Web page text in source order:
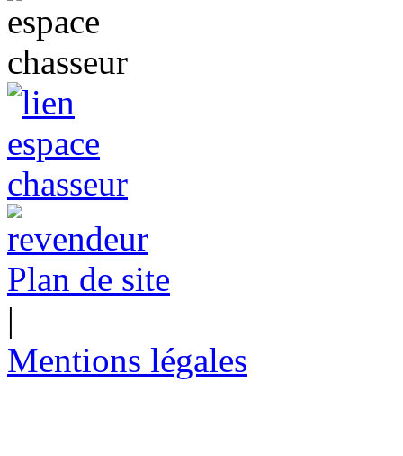
Plan de site
|
Mentions légales